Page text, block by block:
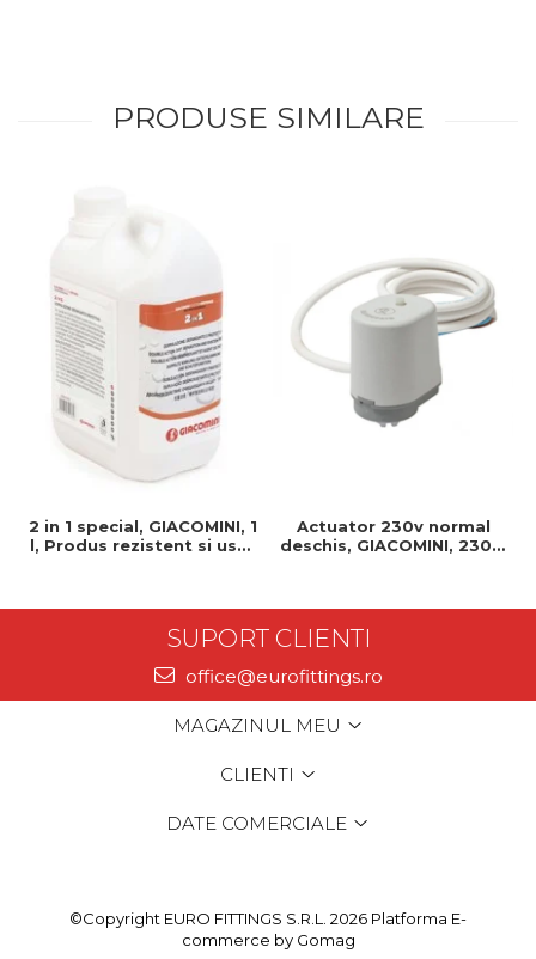
PRODUSE SIMILARE
2 in 1 special, GIACOMINI, 1
l, Produs rezistent si usor
Actuator 230v normal
deschis, GIACOMINI, 230v,
SUPORT CLIENTI
office@eurofittings.ro
MAGAZINUL MEU
CLIENTI
DATE COMERCIALE
©Copyright EURO FITTINGS S.R.L. 2026 Platforma E-
commerce by Gomag